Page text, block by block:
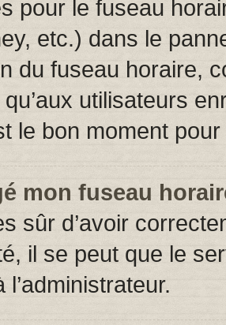
pour le fuseau
etc.) dans le
du fuseau horaire,
utilisateurs
le bon moment
mon fuseau
sûr d’avoir
il se peut que le
l’administrateur.